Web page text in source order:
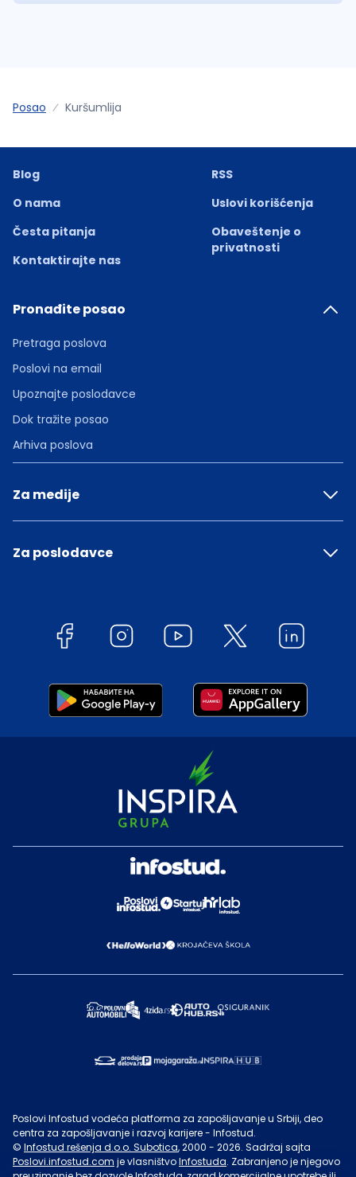
Posao Kuršumlija
Blog
O nama
Česta pitanja
Kontaktirajte nas
RSS
Uslovi korišćenja
Obaveštenje o
privatnosti
Pronađite posao
Pretraga poslova
Poslovi na email
Upoznajte poslodavce
Dok tražite posao
Arhiva poslova
Za medije
Za poslodavce
Poslovi Infostud vodeća platforma za zapošljavanje u Srbiji, deo
centra za zapošljavanje i razvoj karijere - Infostud.
© Infostud rešenja d.o.o. Subotica, 2000 - 2026. Sadržaj sajta
Poslovi.infostud.com je vlasništvoInfostuda. Zabranjeno je njegovo